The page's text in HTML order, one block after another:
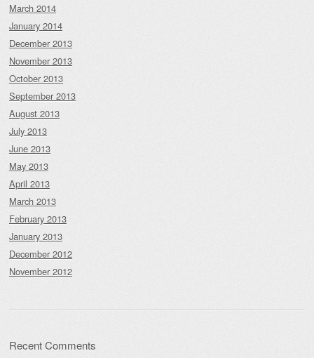
March 2014
January 2014
December 2013
November 2013
October 2013
September 2013
August 2013
July 2013
June 2013
May 2013
April 2013
March 2013
February 2013
January 2013
December 2012
November 2012
Recent Comments